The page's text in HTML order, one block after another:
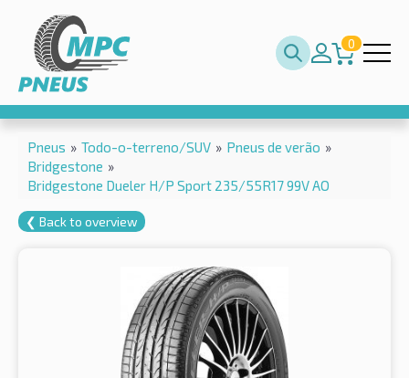
0
Pneus » Todo-o-terreno/SUV » Pneus de verão »
Bridgestone »
Bridgestone Dueler H/P Sport 235/55R17 99V AO
❮ Back to overview